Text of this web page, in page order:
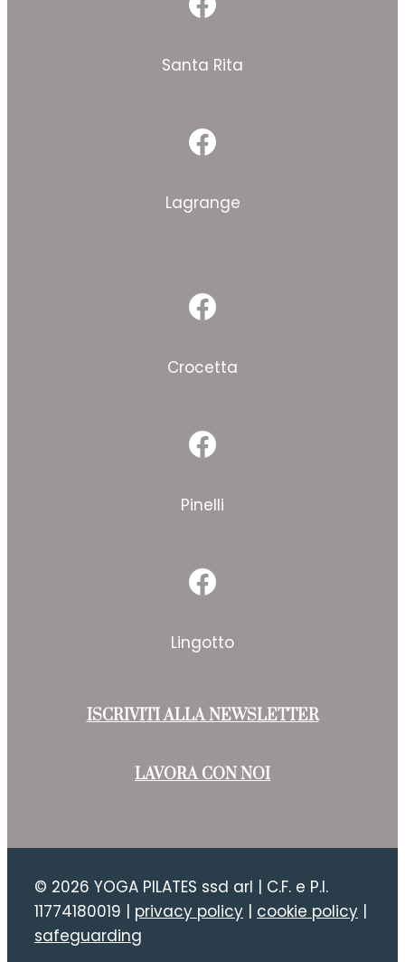
Facebook
Santa Rita
Facebook
Lagrange
Facebook
Crocetta
Facebook
Pinelli
Facebook
Lingotto
ISCRIVITI ALLA NEWSLETTER
LAVORA CON NOI
© 2026 YOGA PILATES ssd arl | C.F. e P.I.
11774180019 | privacy policy | cookie policy |
safeguarding